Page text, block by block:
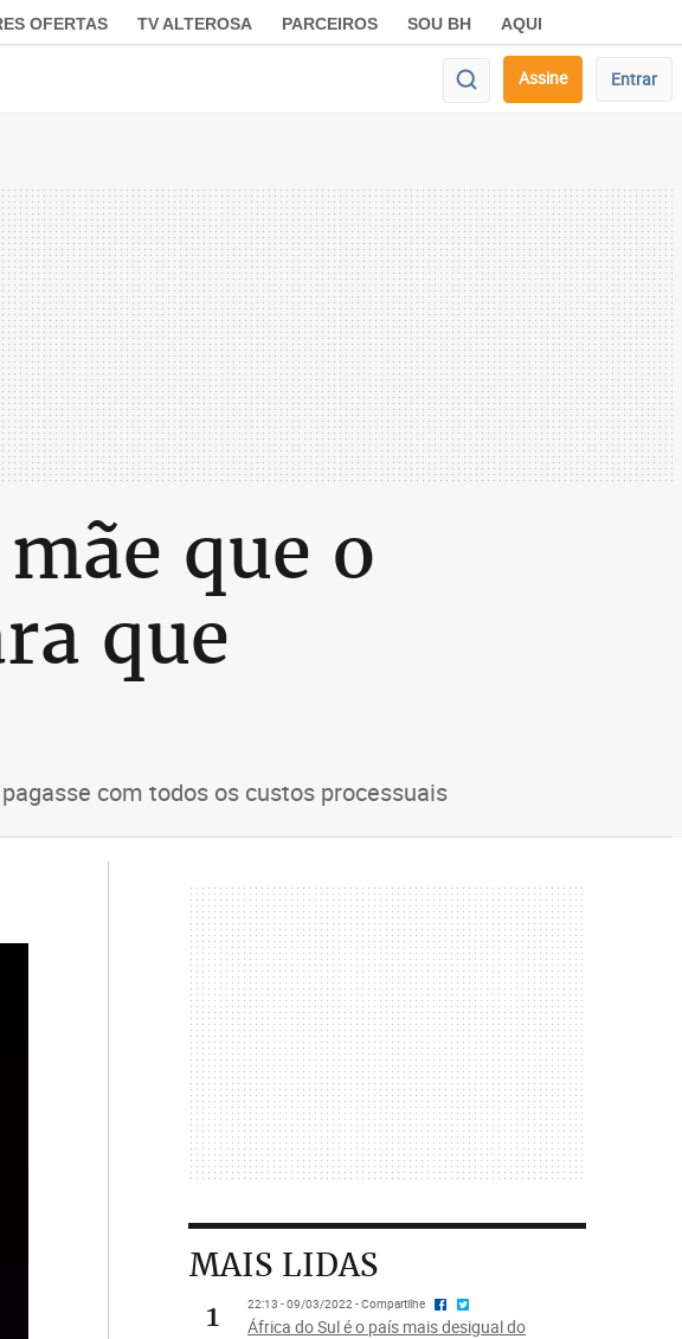
OFERTAS TV ALTEROSA PARCEIROS SOU BH AQUI
Assine Entrar
que o
que
com todos os custos processuais
MAIS LIDAS
1
22:13 - 09/03/2022 - Compartilhe
África do Sul é o país mais desigual do